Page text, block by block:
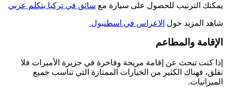
يمكنك الترتيب للحصول على سيارة مع سائق في تركيا يتكلم عربي
شاهد المزيد حول الاعراس في اسطنبول
الإقامة والمطاعم
إذا كنت تبحث عن إقامة مريحة وفاخرة في جزيرة الأميرات فلا
تقلق، فهناك الكثير من الخيارات الممتازة التي تناسب جميع
الميزانيات.